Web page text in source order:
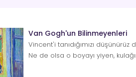
Van Gogh'un Bilinmeyenleri
Vincent'i tanıdığımızı düşünürüz
Ne de olsa o boyayı yiyen,